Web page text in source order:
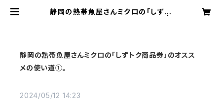
静岡の熱帯魚屋さんミクロの「しずト
静岡の熱帯魚屋さんミクロの「しずトク商品券」のオスス
メの使い道①。
2024/05/12 14:23